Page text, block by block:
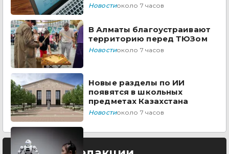
Новостиоколо 7 часов
В Алматы благоустраивают
территорию перед ТЮЗом
Новостиоколо 7 часов
Новые разделы по ИИ
появятся в школьных
предметах Казахстана
Новостиоколо 7 часов